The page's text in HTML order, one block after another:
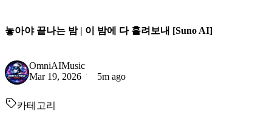
놓아야 끝나는 밤 | 이 밤에 다 흘려보내 [Suno AI]
OmniAIMusic
Mar 19, 2026
5m ago
카테고리